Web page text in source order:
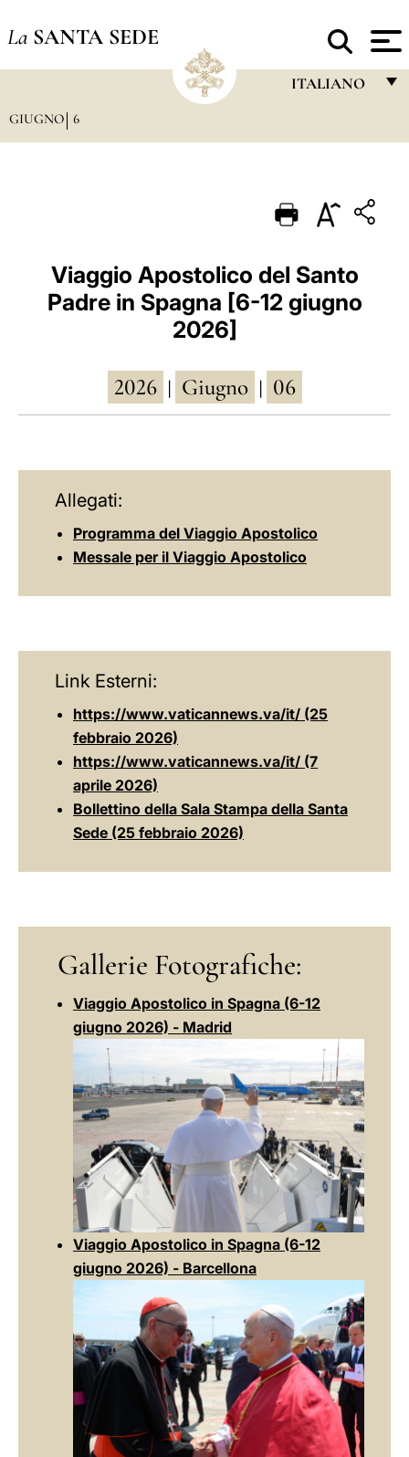
La SANTA SEDE
ITALIANO
PORTUGUÊS
ESPAÑOL
DEUTSCH
العربيّة
中文
GIUGNO 6
Viaggio Apostolico del Santo
Padre in Spagna [6-12 giugno
2026]
2026 Giugno 06
Allegati:
Programma del Viaggio Apostolico
Messale per il Viaggio Apostolico
Link Esterni:
https://www.vaticannews.va/it/ (25
febbraio 2026)
https://www.vaticannews.va/it/ (7
aprile 2026)
Bollettino della Sala Stampa della Santa
Sede (25 febbraio 2026)
Gallerie Fotografiche:
Viaggio Apostolico in Spagna (6-12
giugno 2026) - Madrid
Viaggio Apostolico in Spagna (6-12
giugno 2026) - Barcellona